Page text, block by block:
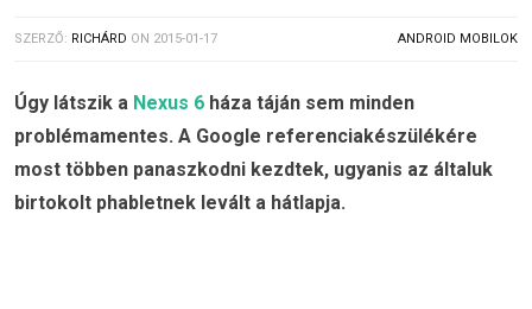
SZERZŐ: RICHÁRD ON 2015-01-17 ANDROID MOBILOK
Úgy látszik a Nexus 6 háza táján sem minden
problémamentes. A Google referenciakészülékére
most többen panaszkodni kezdtek, ugyanis az általuk
birtokolt phabletnek levált a hátlapja.